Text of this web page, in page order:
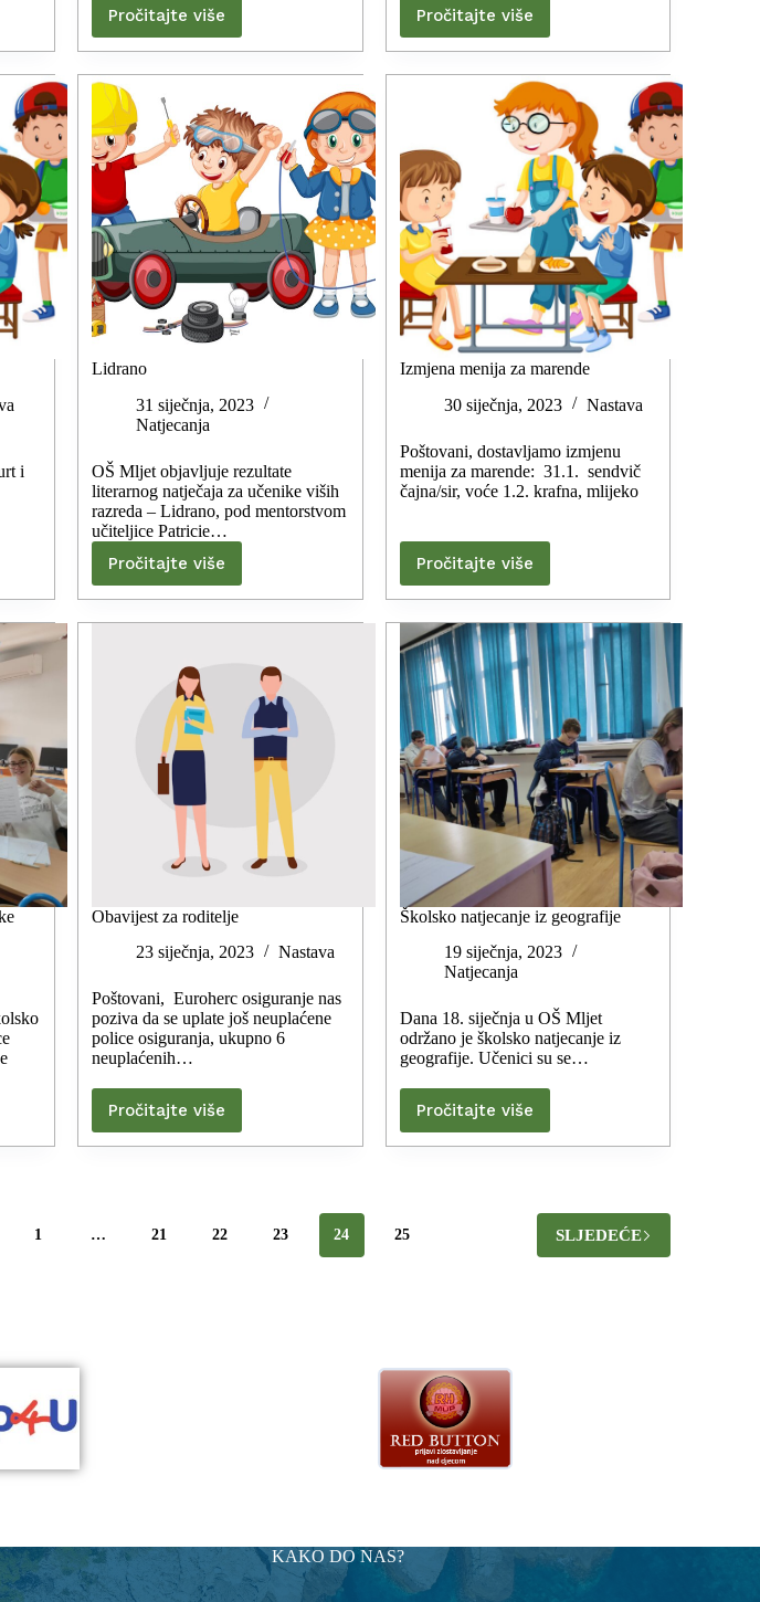
Pročitajte više Pročitajte više
i
Lidrano
31 siječnja, 2023
Natjecanja
OŠ Mljet objavljuje rezultate
literarnog natječaja za učenike viših
razreda – Lidrano, pod mentorstvom
učiteljice Patricie…
Pročitajte više
Izmjena menija za marende
30 siječnja, 2023
Nastava
Poštovani, dostavljamo izmjenu
menija za marende: 31.1. sendvič
čajna/sir, voće 1.2. krafna, mlijeko
Pročitajte više
Obavijest za roditelje
23 siječnja, 2023
Nastava
Poštovani, Euroherc osiguranje nas
poziva da se uplate još neuplaćene
police osiguranja, ukupno 6
neuplaćenih…
Pročitajte više
Školsko natjecanje iz geografije
19 siječnja, 2023
Natjecanja
Dana 18. siječnja u OŠ Mljet
održano je školsko natjecanje iz
geografije. Učenici su se…
Pročitajte više
1 … 21 22 23 24 25 SLJEDEĆE
KAKO DO NAS?